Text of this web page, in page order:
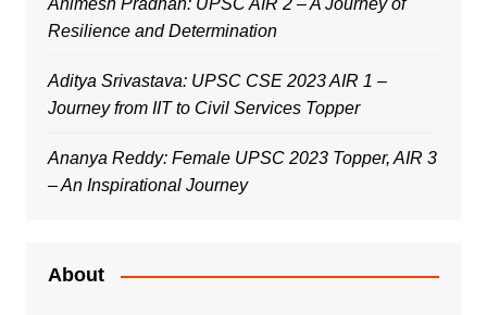
Animesh Pradhan: UPSC AIR 2 – A Journey of
Resilience and Determination
Aditya Srivastava: UPSC CSE 2023 AIR 1 –
Journey from IIT to Civil Services Topper
Ananya Reddy: Female UPSC 2023 Topper, AIR 3
– An Inspirational Journey
About